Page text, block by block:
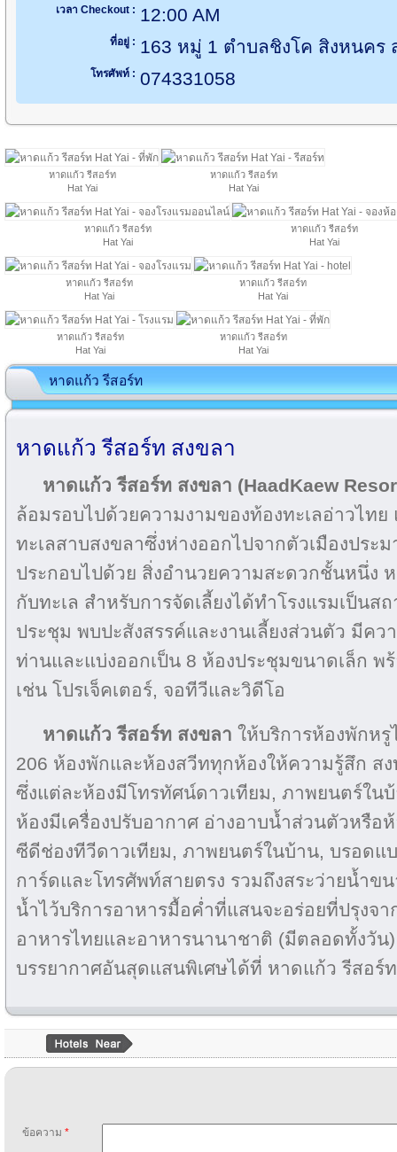
เวลา Checkout : 12:00 AM
ที่อยู่ : 163 หมู่ 1 ตำบลชิงโค สิงหนคร
โทรศัพท์ : 074331058
หาดแก้ว รีสอร์ท
Hat Yai
หาดแก้ว รีสอร์ท
Hat Yai
หาดแก้ว รีสอร์ท
Hat Yai
หาดแก้ว รีสอร์ท
Hat Yai
หาดแก้ว รีสอร์ท
Hat Yai
หาดแก้ว รีสอร์ท
Hat Yai
หาดแก้ว รีสอร์ท
Hat Yai
หาดแก้ว รีสอร์ท
Hat Yai
หาดแก้ว รีสอร์ท
หาดแก้ว รีสอร์ท สงขลา
หาดแก้ว รีสอร์ท สงขลา (HaadKaew
ล้อมรอบไปด้วยความงามของท้องทะเลอ่าวไทย
ทะเลสาบสงขลาซึ่งห่างออกไปจากตัวเมืองประ
ประกอบไปด้วย สิ่งอำนวยความสะดวกชั้นหนึ่ง
กับทะเล สำหรับการจัดเลี้ยงได้ทำโรงแรมเป็น
ประชุม พบปะสังสรรค์และงานเลี้ยงส่วนตัว มีคว
ท่านและแบ่งออกเป็น 8 ห้องประชุมขนาดเล็ก พ
เช่น โปรเจ็คเตอร์, จอทีวีและวิดีโอ
หาดแก้ว รีสอร์ท สงขลา ให้บริการห้องพักหรู
206 ห้องพักและห้องสวีททุกห้องให้ความรู้สึก ส
ซึ่งแต่ละห้องมีโทรทัศน์ดาวเทียม, ภาพยนตร์ใน
ห้องมีเครื่องปรับอากาศ อ่างอาบน้ำส่วนตัวหรือ
ซีดีช่องทีวีดาวเทียม, ภาพยนตร์ในบ้าน, บรอดแ
การ์ดและโทรศัพท์สายตรง รวมถึงสระว่ายน้ำข
น้ำไว้บริการอาหารมื้อค่ำที่แสนจะอร่อยที่ปรุงจา
อาหารไทยและอาหารนานาชาติ (มีตลอดทั้งวั
บรรยากาศอันสุดแสนพิเศษได้ที่ หาดแก้ว รีสอร์
ข้อความ *